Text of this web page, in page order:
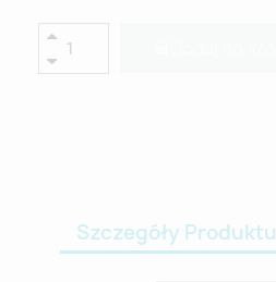
Szczegóły Produktu